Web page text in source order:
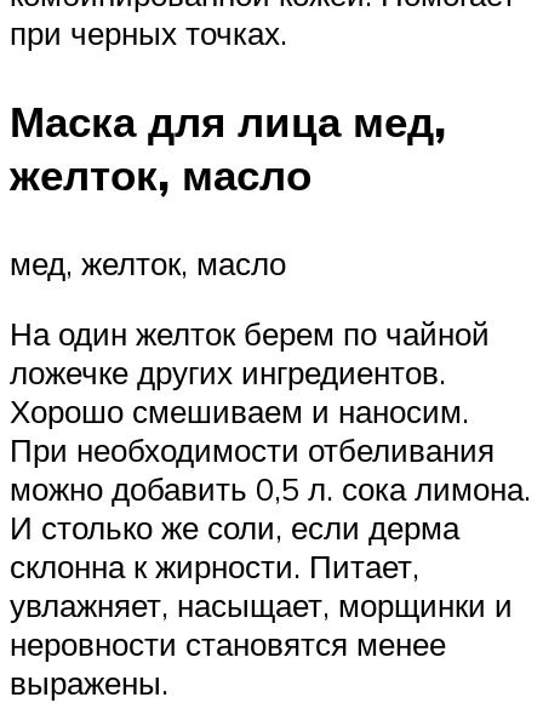
при черных точках.
Маска для лица мед,
желток, масло
мед, желток, масло
На один желток берем по чайной
ложечке других ингредиентов.
Хорошо смешиваем и наносим.
При необходимости отбеливания
можно добавить 0,5 л. сока лимона.
И столько же соли, если дерма
склонна к жирности. Питает,
увлажняет, насыщает, морщинки и
неровности становятся менее
выражены.